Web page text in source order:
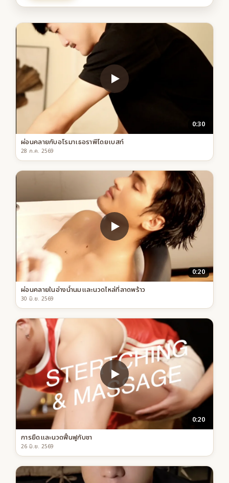
0:30
ผ่อนคลายกับอโรมาเธอราพีโดยเบสท์
28 ก.ค. 2569
0:20
ผ่อนคลายในอ่างน้ำนมและนวดไหล่ที่ลาดพร้าว
30 มิ.ย. 2569
0:20
การยืดและนวดฟื้นฟูกับชา
26 มิ.ย. 2569